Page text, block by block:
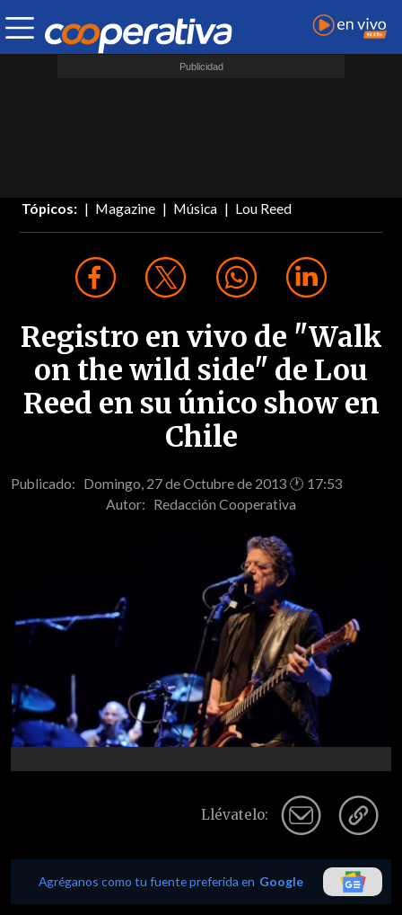
Tópicos: Magazine Música Lou Reed
Registro en vivo de "Walk
on the wild side" de Lou
Reed en su único show en
Chile
Publicado: Domingo, 27 de Octubre de 2013 🕐 17:53
Autor: Redacción Cooperativa
Llévatelo:
Agréganos como tu fuente preferida en Google